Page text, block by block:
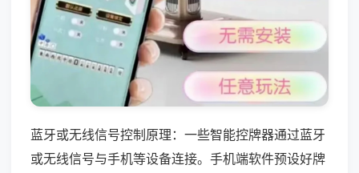
蓝牙或无线信号控制原理：一些智能控牌器通过蓝牙
或无线信号与手机等设备连接。手机端软件预设好牌